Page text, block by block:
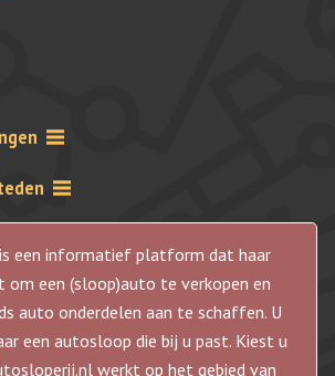
een informatief platform dat haar
om een (sloop)auto te verkopen en
auto onderdelen aan te schaffen. U
een autosloop die bij u past. Kiest u
werkt op het gebied van